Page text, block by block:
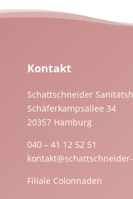
Kontakt
Schattschneider
Schäferkampsallee 34
20357 Hamburg
040 – 41 12 52 51
Filiale Colonnaden